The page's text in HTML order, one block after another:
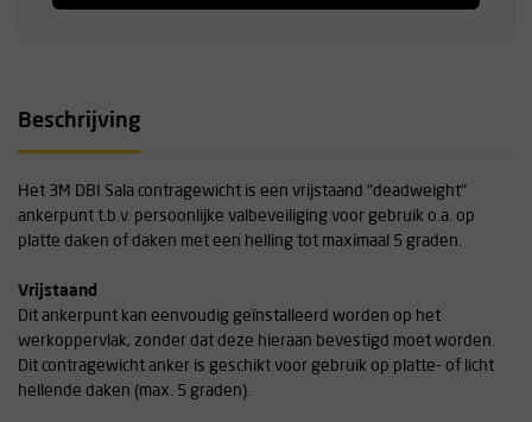
Beschrijving
Het 3M DBI Sala contragewicht is een vrijstaand "deadweight"
ankerpunt t.b.v. persoonlijke valbeveiliging voor gebruik o.a. op
platte daken of daken met een helling tot maximaal 5 graden.
Vrijstaand
Dit ankerpunt kan eenvoudig geïnstalleerd worden op het
werkoppervlak, zonder dat deze hieraan bevestigd moet worden.
Dit contragewicht anker is geschikt voor gebruik op platte- of licht
hellende daken (max. 5 graden).